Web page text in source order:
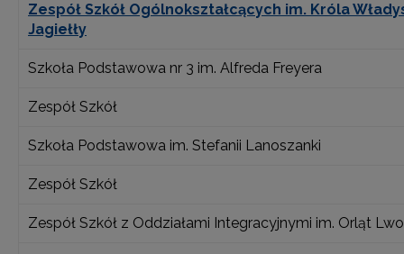
Zespół Szkół Ogólnokształcących im. Króla
Jagiełły
Szkoła Podstawowa nr 3 im. Alfreda Freyera
Zespół Szkół
Szkoła Podstawowa im. Stefanii Lanoszanki
Zespół Szkół
Zespół Szkół z Oddziałami Integracyjnymi im. Orląt